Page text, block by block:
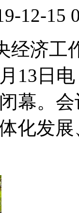
12-15
经济工
13日
幕。
化发